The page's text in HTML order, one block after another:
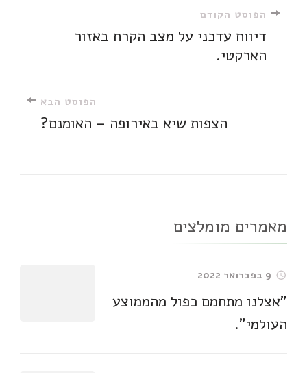
ניווט
ברשומות
הפוסט הקודם
דיווח עדכני על מצב הקרח באזור
הארקטי.
הפוסט הבא
הצפות שיא באירופה – האומנם?
מאמרים מומלצים
9 בפברואר 2022
"אצלנו מתחמם כפול מהממוצע
העולמי".